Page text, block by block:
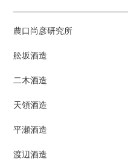
農口尚彦研究所
舩坂酒造
二木酒造
天領酒造
平瀬酒造
渡辺酒造